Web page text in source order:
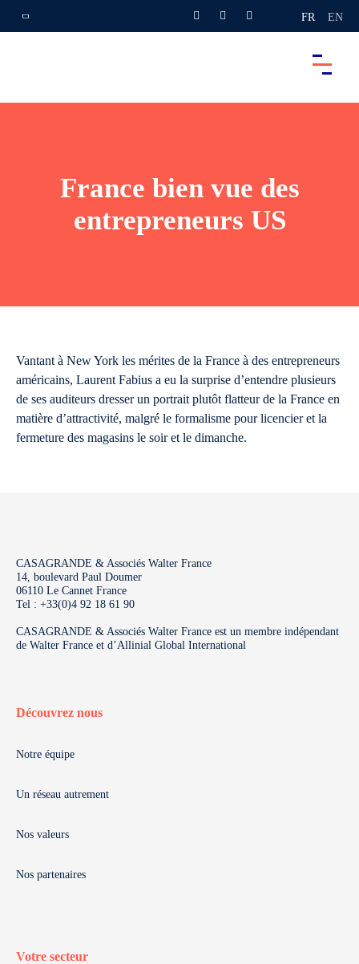
FR EN
France bien vue des
entrepreneurs US
Vantant à New York les mérites de la France à des entrepreneurs
américains, Laurent Fabius a eu la surprise d’entendre plusieurs
de ses auditeurs dresser un portrait plutôt flatteur de la France en
matière d’attractivité, malgré le formalisme pour licencier et la
fermeture des magasins le soir et le dimanche.
CASAGRANDE & Associés Walter France
14, boulevard Paul Doumer
06110 Le Cannet France
Tel : +33(0)4 92 18 61 90
CASAGRANDE & Associés Walter France est un membre indépendant
de Walter France et d’Allinial Global International
Découvrez nous
Notre équipe
Un réseau autrement
Nos valeurs
Nos partenaires
Votre secteur